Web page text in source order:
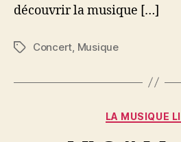
découvrir la musique […]
Étiquettes
Concert Musique
LA MUSIQUE